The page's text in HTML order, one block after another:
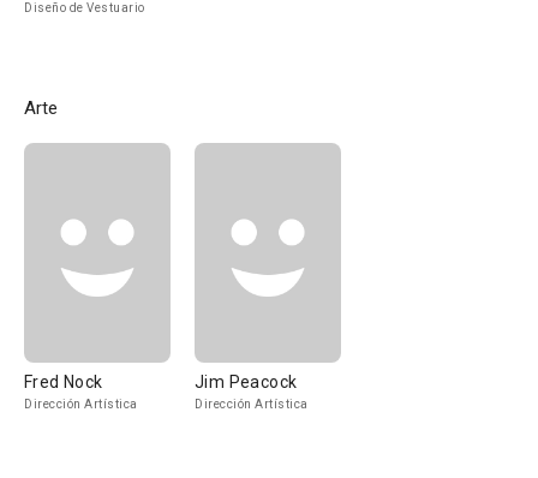
Diseño de Vestuario
Arte
Fred Nock
Dirección Artística
Jim Peacock
Dirección Artística